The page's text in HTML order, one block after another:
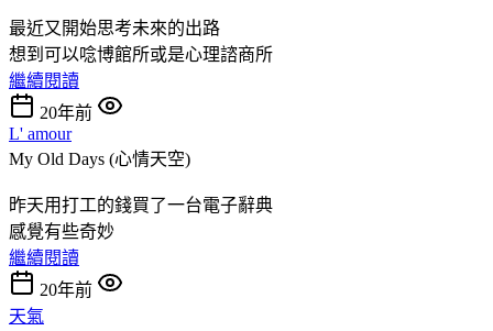
最近又開始思考未來的出路
想到可以唸博館所或是心理諮商所
繼續閱讀
20年前
L' amour
My Old Days (心情天空)
昨天用打工的錢買了一台電子辭典
感覺有些奇妙
繼續閱讀
20年前
天氣